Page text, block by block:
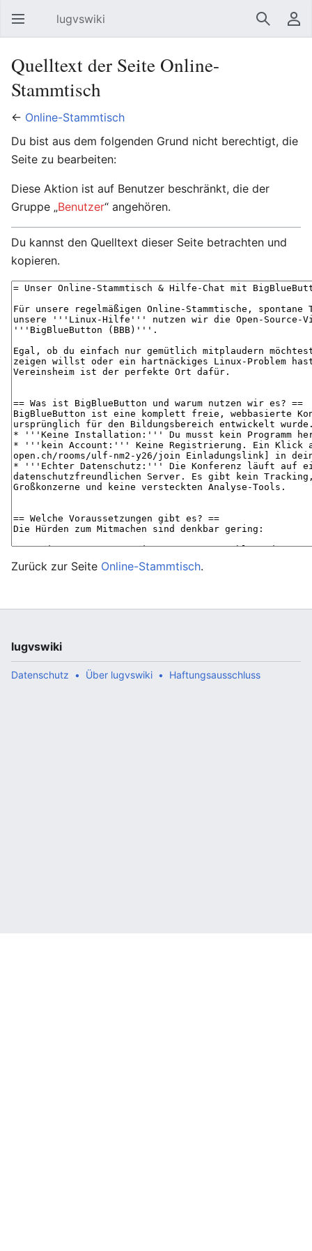
Hauptmenü öffnen lugvswiki SuchenBenutzermenü
Quelltext der Seite Online-
Stammtisch
← Online-Stammtisch
Du bist aus dem folgenden Grund nicht berechtigt, die
Seite zu bearbeiten:
Diese Aktion ist auf Benutzer beschränkt, die der
Gruppe „Benutzer“ angehören.
Du kannst den Quelltext dieser Seite betrachten und
kopieren.
Zurück zur Seite Online-Stammtisch.
lugvswiki
Datenschutz Über lugvswiki Haftungsausschluss